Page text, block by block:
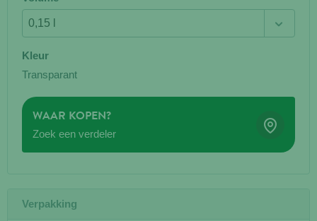
Kleur
Transparant
WAAR KOPEN?
Zoek een verdeler
Verpakking